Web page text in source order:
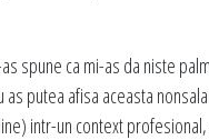
spune ca mi-as da niste
as putea afisa aceasta
intr-un context